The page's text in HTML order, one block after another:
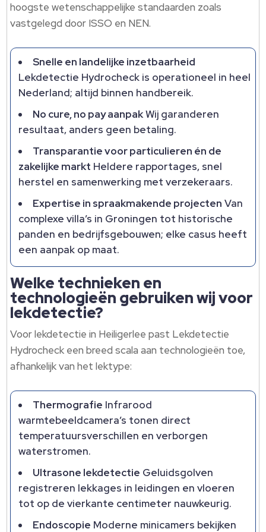
hoogste wetenschappelijke standaarden zoals
vastgelegd door ISSO en NEN.
Snelle en landelijke inzetbaarheid
Lekdetectie Hydrocheck is operationeel in heel
Nederland; altijd binnen handbereik.
No cure, no pay aanpakWij garanderen
resultaat, anders geen betaling.
Transparantie voor particulieren én de
zakelijke markt Heldere rapportages, snel
herstel en samenwerking met verzekeraars.
Expertise in spraakmakende projecten Van
complexe villa’s in Groningen tot historische
panden en bedrijfsgebouwen; elke casus heeft
een aanpak op maat.
Welke technieken en
technologieën gebruiken wij voor
lekdetectie?
Voor lekdetectie in Heiligerlee past Lekdetectie
Hydrocheck een breed scala aan technologieën toe,
afhankelijk van het lektype:
Thermografie Infrarood
warmtebeeldcamera’s tonen direct
temperatuursverschillen en verborgen
waterstromen.
Ultrasone lekdetectie Geluidsgolven
registreren lekkages in leidingen en vloeren
tot op de vierkante centimeter nauwkeurig.
Endoscopie Moderne minicamers bekijken